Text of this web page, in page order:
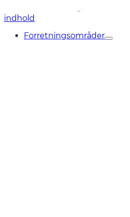
indhold
Forretningsområder